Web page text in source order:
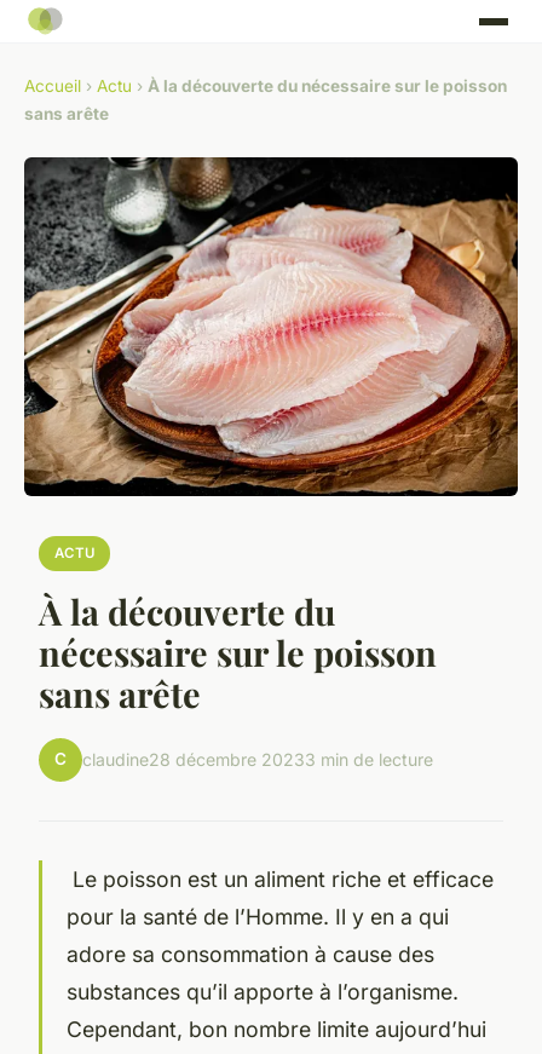
Accueil › Actu › À la découverte du nécessaire sur le poisson
sans arête
ACTU
À la découverte du
nécessaire sur le poisson
sans arête
C claudine28 décembre 20233 min de lecture
Le poisson est un aliment riche et efficace
pour la santé de l’Homme. Il y en a qui
adore sa consommation à cause des
substances qu’il apporte à l’organisme.
Cependant, bon nombre limite aujourd’hui